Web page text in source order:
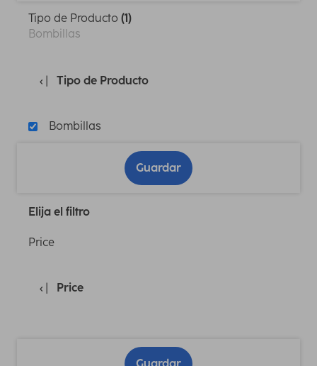
Tipo de Producto (1)
Bombillas
Tipo de Producto
Bombillas
Guardar
Elija el filtro
Price
Price